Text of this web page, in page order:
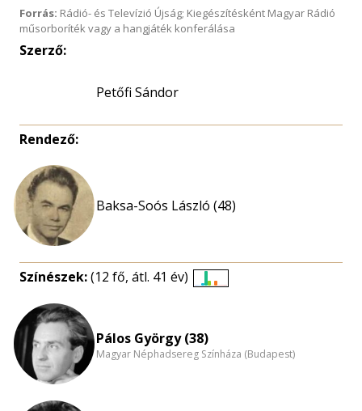
Forrás: Rádió- és Televízió Újság; Kiegészítésként Magyar Rádió
műsorboríték vagy a hangjáték konferálása
Szerző:
Petőfi Sándor
Rendező:
Baksa-Soós László (48)
Színészek:(12 fő, átl. 41 év)
Pálos György (38)
Magyar Néphadsereg Színháza (Budapest)